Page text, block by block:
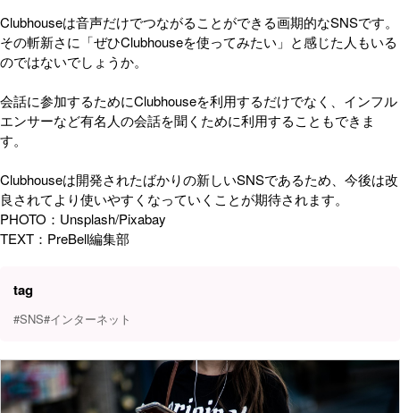
Clubhouseは音声だけでつながることができる画期的なSNSです。
その斬新さに「ぜひClubhouseを使ってみたい」と感じた人もいる
のではないでしょうか。
会話に参加するためにClubhouseを利用するだけでなく、インフル
エンサーなど有名人の会話を聞くために利用することもできま
す。
Clubhouseは開発されたばかりの新しいSNSであるため、今後は改
良されてより使いやすくなっていくことが期待されます。
PHOTO：Unsplash/Pixabay
TEXT：PreBell編集部
tag
#SNS#インターネット